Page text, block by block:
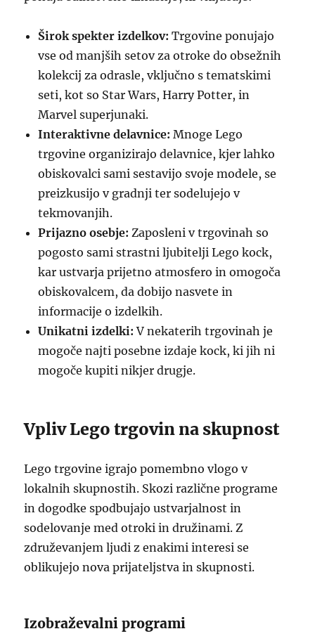
Širok spekter izdelkov: Trgovine ponujajo
vse od manjših setov za otroke do obsežnih
kolekcij za odrasle, vključno s tematskimi
seti, kot so Star Wars, Harry Potter, in
Marvel superjunaki.
Interaktivne delavnice: Mnoge Lego
trgovine organizirajo delavnice, kjer lahko
obiskovalci sami sestavijo svoje modele, se
preizkusijo v gradnji ter sodelujejo v
tekmovanjih.
Prijazno osebje: Zaposleni v trgovinah so
pogosto sami strastni ljubitelji Lego kock,
kar ustvarja prijetno atmosfero in omogoča
obiskovalcem, da dobijo nasvete in
informacije o izdelkih.
Unikatni izdelki: V nekaterih trgovinah je
mogoče najti posebne izdaje kock, ki jih ni
mogoče kupiti nikjer drugje.
Vpliv Lego trgovin na skupnost
Lego trgovine igrajo pomembno vlogo v
lokalnih skupnostih. Skozi različne programe
in dogodke spodbujajo ustvarjalnost in
sodelovanje med otroki in družinami. Z
združevanjem ljudi z enakimi interesi se
oblikujejo nova prijateljstva in skupnosti.
Izobraževalni programi